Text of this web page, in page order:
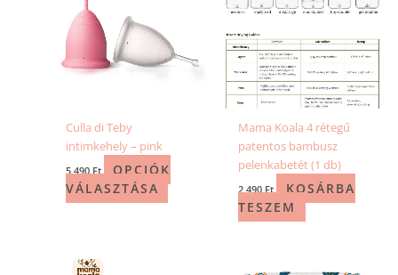
Culla di Teby
intimkehely – pink
5 490 Ft
OPCIÓK
VÁLASZTÁSA
Mama Koala 4 rétegű
patentos bambusz
pelenkabetét (1 db)
2 490 Ft
KOSÁRBA
TESZEM